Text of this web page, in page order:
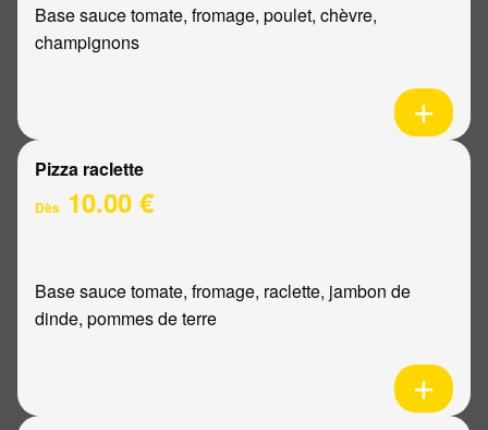
Base sauce tomate, fromage, poulet, chèvre,
champignons
Pizza raclette
Dès 10.00 €
Base sauce tomate, fromage, raclette, jambon de
dinde, pommes de terre